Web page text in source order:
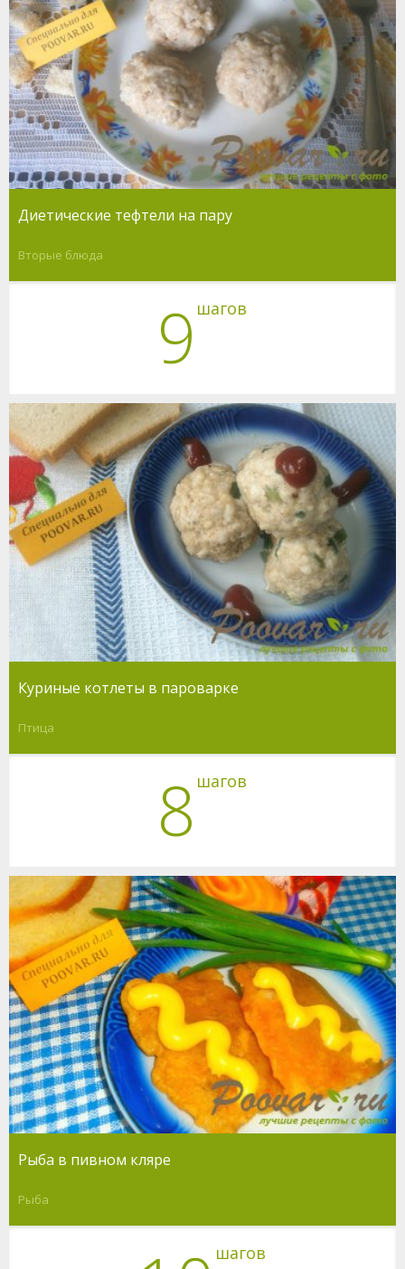
Диетические тефтели на пару
Вторые блюда
9 шагов
Куриные котлеты в пароварке
Птица
8 шагов
Рыба в пивном кляре
Рыба
шагов